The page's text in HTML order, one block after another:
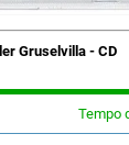
Gruselvilla - CD
Tempo